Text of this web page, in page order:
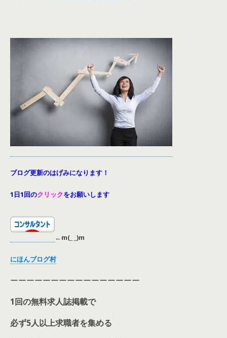
ブログ更新のはげみになります！
1日1回のクリックをお願いします
←m(_ _)m
にほんブログ村
ーーーーーーーーーーーーーーーー
1回の無料求人誌掲載で
必ず5人以上求職者を集める